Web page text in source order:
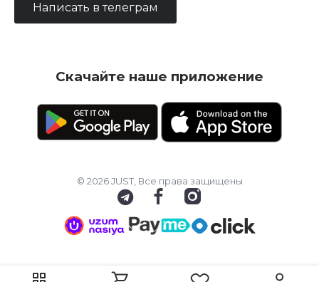
Написать в телеграм
Скачайте наше приложение
© 2026 JUST, Все права защищены